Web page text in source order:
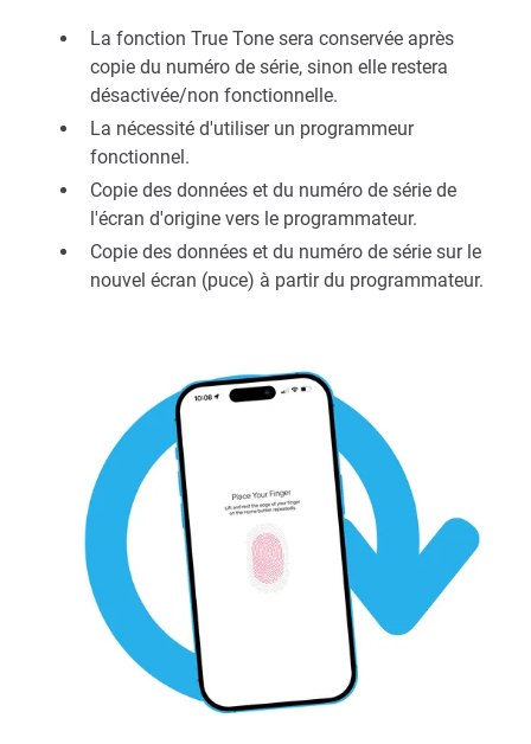
La fonction True Tone sera conservée après
copie du numéro de série, sinon elle restera
désactivée/non fonctionnelle.
La nécessité d'utiliser un programmeur
fonctionnel.
Copie des données et du numéro de série de
l'écran d'origine vers le programmateur.
Copie des données et du numéro de série sur le
nouvel écran (puce) à partir du programmateur.